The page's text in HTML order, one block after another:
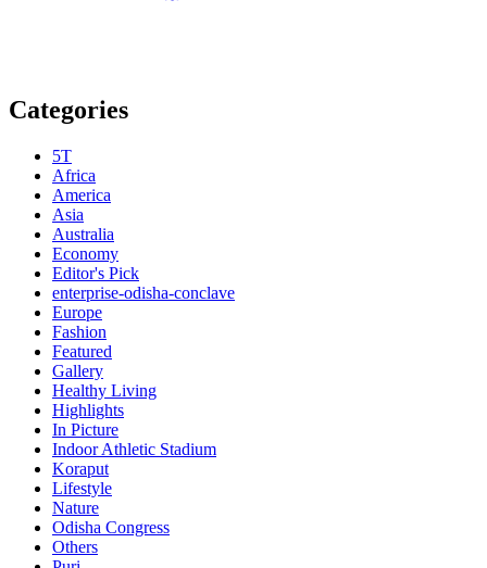
Categories
5T
Africa
America
Asia
Australia
Economy
Editor's Pick
enterprise-odisha-conclave
Europe
Fashion
Featured
Gallery
Healthy Living
Highlights
In Picture
Indoor Athletic Stadium
Koraput
Lifestyle
Nature
Odisha Congress
Others